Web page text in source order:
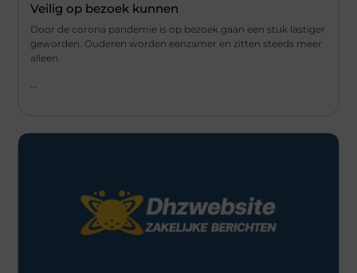
Veilig op bezoek kunnen
Door de corona pandemie is op bezoek gaan een stuk lastiger
geworden. Ouderen worden eenzamer en zitten steeds meer
alleen.